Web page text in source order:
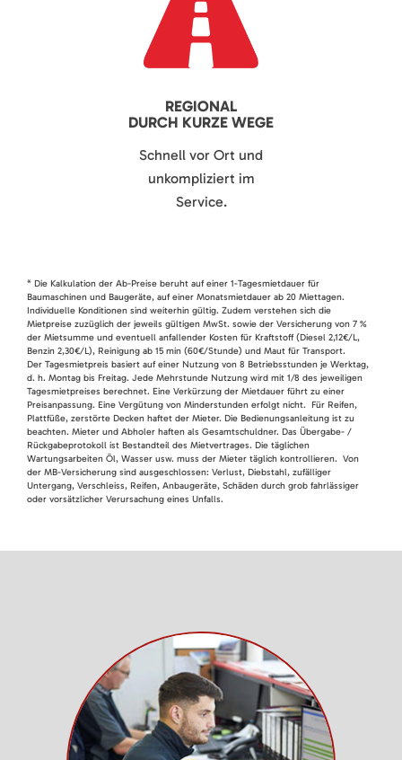
REGIONAL
DURCH KURZE WEGE
Schnell vor Ort und
unkompliziert im
Service.
* Die Kalkulation der Ab-Preise beruht auf einer 1-Tagesmietdauer für
Baumaschinen und Baugeräte, auf einer Monatsmietdauer ab 20 Miettagen.
Individuelle Konditionen sind weiterhin gültig. Zudem verstehen sich die
Mietpreise zuzüglich der jeweils gültigen MwSt. sowie der Versicherung von 7 %
der Mietsumme und eventuell anfallender Kosten für Kraftstoff (Diesel 2,12€/L,
Benzin 2,30€/L), Reinigung ab 15 min (60€/Stunde) und Maut für Transport.
Der Tagesmietpreis basiert auf einer Nutzung von 8 Betriebsstunden je Werktag,
d. h. Montag bis Freitag. Jede Mehrstunde Nutzung wird mit 1/8 des jeweiligen
Tagesmietpreises berechnet. Eine Verkürzung der Mietdauer führt zu einer
Preisanpassung. Eine Vergütung von Minderstunden erfolgt nicht. Für Reifen,
Plattfüße, zerstörte Decken haftet der Mieter. Die Bedienungsanleitung ist zu
beachten. Mieter und Abholer haften als Gesamtschuldner. Das Übergabe- /
Rückgabeprotokoll ist Bestandteil des Mietvertrages. Die täglichen
Wartungsarbeiten Öl, Wasser usw. muss der Mieter täglich kontrollieren. Von
der MB-Versicherung sind ausgeschlossen: Verlust, Diebstahl, zufälliger
Untergang, Verschleiss, Reifen, Anbaugeräte, Schäden durch grob fahrlässiger
oder vorsätzlicher Verursachung eines Unfalls.